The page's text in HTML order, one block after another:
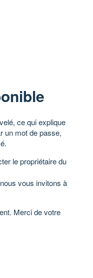
ce qui explique
un mot de passe,
le propriétaire du
vous invitons à
Merci de votre